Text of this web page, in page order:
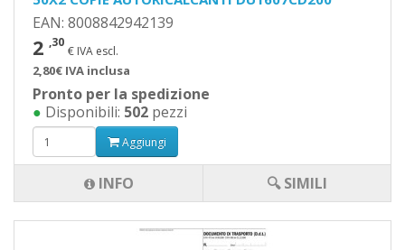
EAN: 8008842942139
2 ,30
€ IVA escl.
2,80€ IVA inclusa
Pronto per la spedizione
● Disponibili: 502 pezzi
Aggiungi
INFO 🔍 SIMILI